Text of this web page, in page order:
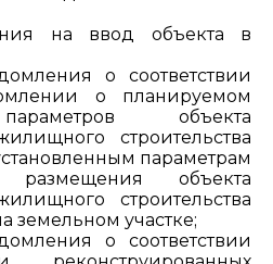
на ввод объекта в
о соответствии
о планируемом
объекта
строительства
параметрам
объекта
строительства
земельном участке;
о соответствии